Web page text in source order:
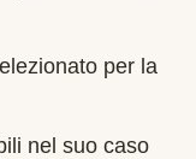
per la
nel suo caso